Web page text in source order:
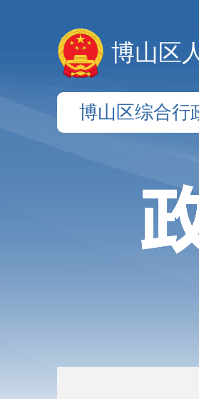
博山区
博山区综合行